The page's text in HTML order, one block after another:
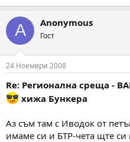
A Anonymous
Гост
24 Ноември 2008
Re: Регионална среща -
хижа Бункера
Аз съм там с Иводок от
имаме си и БТР-чета щте